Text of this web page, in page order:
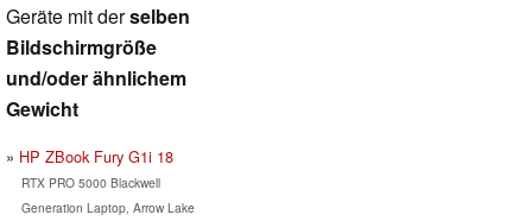
Geräte mit derselben
Bildschirmgröße
und/oder ähnlichem
Gewicht
HP ZBook Fury G1i 18
RTX PRO 5000 Blackwell
Generation Laptop, Arrow Lake